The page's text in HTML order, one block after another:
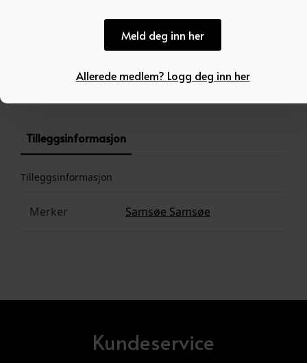
SALG
Tilleggsinformasjon
Tilleggsinformasjon
Merker Samsøe Samsøe
Kundeservice
Meld deg inn her
Allerede medlem? Logg deg inn her